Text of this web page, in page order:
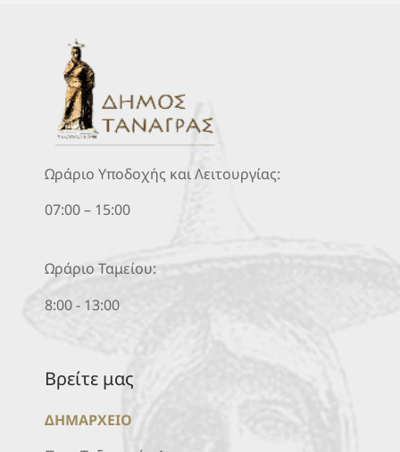
Ωράριο Υποδοχής και Λειτουργίας:
07:00 – 15:00
Ωράριο Ταμείου:
8:00 - 13:00
Βρείτε μας
ΔΗΜΑΡΧΕΙΟ